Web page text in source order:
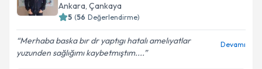
Ankara, Çankaya
5 (56 Değerlendirme)
Merhaba baska bır dr yaptıgı hatalı amelıyatlar
yuzunden sağlığımı kaybetmıştım....
Devamı